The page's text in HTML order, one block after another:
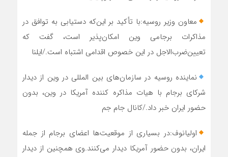
معاون وزیر روسیه:با تأکید بر این‌که دستیابی به توافق در
مذاکرات برجامی وین امکان‌پذیر است، گفت که
تعیین‌ضرب‌الاجل در این خصوص اقدامی اشتباه است./ایلنا
نماینده روسیه در سازمان‌های بین المللی در وین از دیدار
شرکای برجام با هیات مذاکره کننده آمریکا در وین، بدون
حضور ایران خبر داد./کانال جام جم
اولیانوف:در بسیاری از موقعیت‌ها اعضای برجام از جمله
ایران، بدون حضور آمریکا دیدار می‌کنند.وی همچنین از دیدار